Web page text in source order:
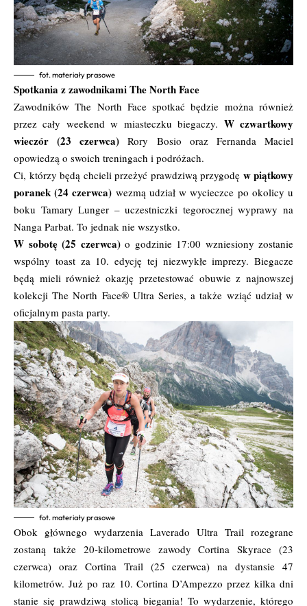
fot. materiały prasowe
Spotkania z zawodnikami The North Face
Zawodników The North Face spotkać będzie można również
przez cały weekend w miasteczku biegaczy. W czwartkowy
wieczór (23 czerwca) Rory Bosio oraz Fernanda Maciel
opowiedzą o swoich treningach i podróżach.
Ci, którzy będą chcieli przeżyć prawdziwą przygodę w piątkowy
poranek (24 czerwca) wezmą udział w wycieczce po okolicy u
boku Tamary Lunger – uczestniczki tegorocznej wyprawy na
Nanga Parbat. To jednak nie wszystko.
W sobotę (25 czerwca)o godzinie 17:00 wzniesiony zostanie
wspólny toast za 10. edycję tej niezwykłe imprezy. Biegacze
będą mieli również okazję przetestować obuwie z najnowszej
kolekcji The North Face® Ultra Series, a także wziąć udział w
oficjalnym pasta party.
fot. materiały prasowe
Obok głównego wydarzenia Laverado Ultra Trail rozegrane
zostaną także 20-kilometrowe zawody Cortina Skyrace (23
czerwca) oraz Cortina Trail (25 czerwca) na dystansie 47
kilometrów. Już po raz 10. Cortina D’Ampezzo przez kilka dni
stanie się prawdziwą stolicą biegania! To wydarzenie, którego